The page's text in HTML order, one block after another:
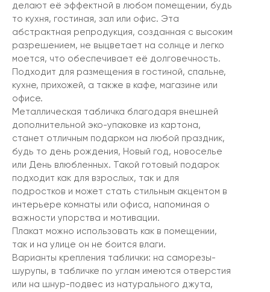
делают её эффектной в любом помещении, будь
то кухня, гостиная, зал или офис. Эта
абстрактная репродукция, созданная с высоким
разрешением, не выцветает на солнце и легко
моется, что обеспечивает её долговечность.
Подходит для размещения в гостиной, спальне,
кухне, прихожей, а также в кафе, магазине или
офисе.
Металлическая табличка благодаря внешней
дополнительной эко-упаковке из картона,
станет отличным подарком на любой праздник,
будь то день рождения, Новый год, новоселье
или День влюбленных. Такой готовый подарок
подходит как для взрослых, так и для
подростков и может стать стильным акцентом в
интерьере комнаты или офиса, напоминая о
важности упорства и мотивации.
Плакат можно использовать как в помещении,
так и на улице он не боится влаги.
Варианты крепления таблички: на саморезы-
шурупы, в табличке по углам имеются отверстия
или на шнур-подвес из натурального джута,